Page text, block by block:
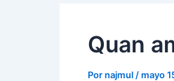
Quan
Pornajmul /mayo